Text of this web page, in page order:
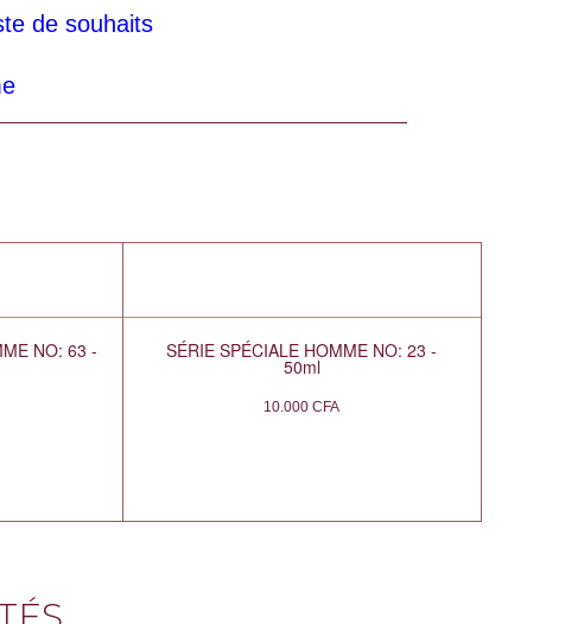
de souhaits
NO: 63 - SÉRIE SPÉCIALE HOMME NO: 23 -
50ml
10.000CFA